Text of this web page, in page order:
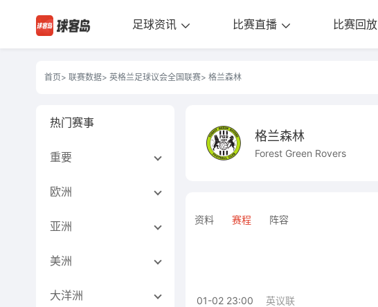
足球资讯 比赛直播 比赛回放
首页> 联赛数据> 英格兰足球议会全国联赛> 格兰森林
热门赛事
重要
欧洲
亚洲
美洲
大洋洲
格兰森林
Forest Green Rovers
资料 赛程 阵容
01-02 23:00 英议联